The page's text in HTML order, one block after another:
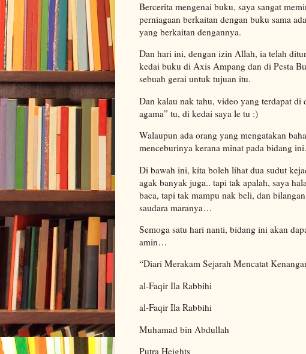
Bercerita mengenai buku, saya sangat
perniagaan berkaitan dengan buku sama
yang berkaitan dengannya.
Dan hari ini, dengan izin Allah, ia telah
kedai buku di Axis Ampang dan di Pesta
sebuah gerai untuk tujuan itu.
Dan kalau nak tahu, video yang terdapat di
agama” tu, di kedai saya le tu :)
Walaupun ada orang yang mengatakan
menceburinya kerana minat pada bidang ini.
Di bawah ini, kita boleh lihat dua sudut
agak banyak juga.. tapi tak apalah, saya
baca, tapi tak mampu nak beli, dan
saudara maranya…
Semoga satu hari nanti, bidang ini akan
amin…
“Diari Merakam Sejarah Mencatat
al-Faqir Ila Rabbihi
al-Faqir Ila Rabbihi
Muhamad bin Abdullah
Putra Heights